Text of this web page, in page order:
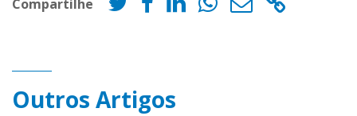
Compartilhe
Outros Artigos